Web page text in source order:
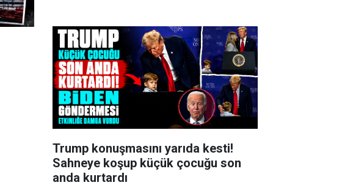
Trump konuşmasını yarıda kesti!
Sahneye koşup küçük çocuğu son
anda kurtardı